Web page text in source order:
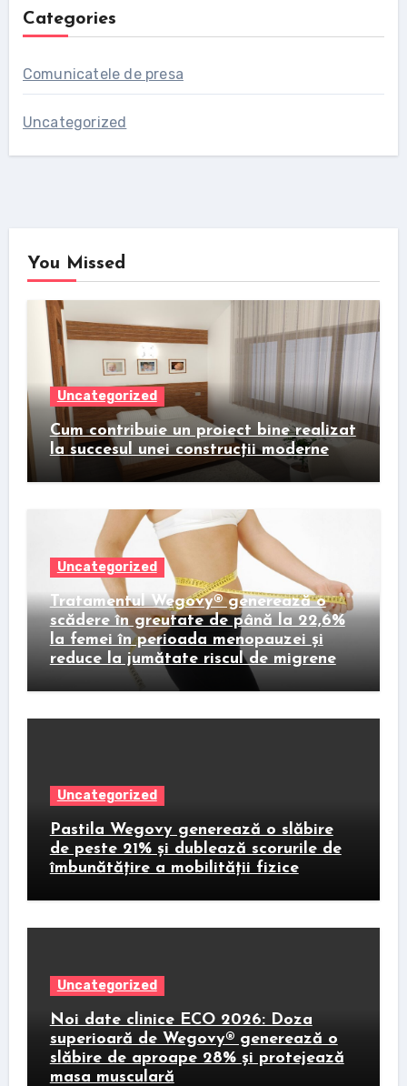
Categories
Comunicatele de presa
Uncategorized
You Missed
Uncategorized
Cum contribuie un proiect bine realizat
la succesul unei construcții moderne
Uncategorized
Tratamentul Wegovy® generează o
scădere în greutate de până la 22,6%
la femei în perioada menopauzei și
reduce la jumătate riscul de migrene
Uncategorized
Pastila Wegovy generează o slăbire
de peste 21% și dublează scorurile de
îmbunătățire a mobilității fizice
Uncategorized
Noi date clinice ECO 2026: Doza
superioară de Wegovy® generează o
slăbire de aproape 28% și protejează
masa musculară